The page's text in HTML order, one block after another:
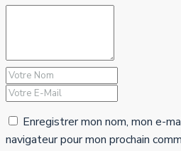
Enregistrer mon nom, mon e-
navigateur pour mon prochain